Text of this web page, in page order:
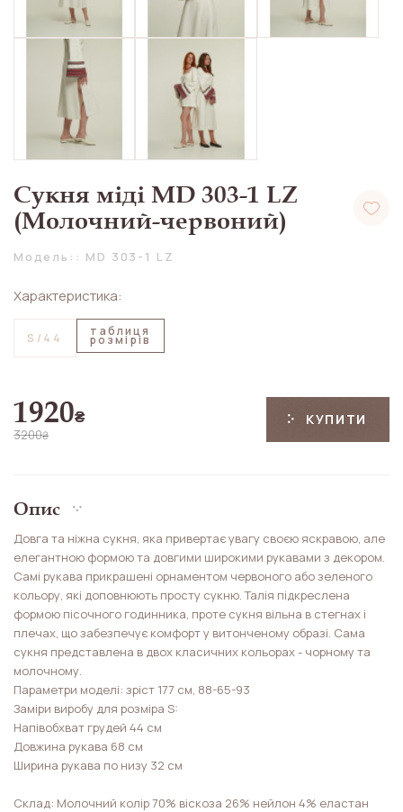
Сукня міді MD 303-1 LZ
(Молочний-червоний)
Модель:: MD 303-1 LZ
Характеристика:
S/44 таблиця
розмірів
1920₴
3200₴
КУПИТИ
Опис
Довга та ніжна сукня, яка привертає увагу своєю яскравою, але
елегантною формою та довгими широкими рукавами з декором.
Самі рукава прикрашені орнаментом червоного або зеленого
кольору, які доповнюють просту сукню. Талія підкреслена
формою пісочного годинника, проте сукня вільна в стегнах і
плечах, що забезпечує комфорт у витонченому образі. Сама
сукня представлена в двох класичних кольорах - чорному та
молочному.
Параметри моделі: зріст 177 см, 88-65-93
Заміри виробу для розміра S:
Напівобхват грудей 44 см
Довжина рукава 68 см
Ширина рукава по низу 32 см
Склад: Молочний колір 70% віскоза 26% нейлон 4% еластан